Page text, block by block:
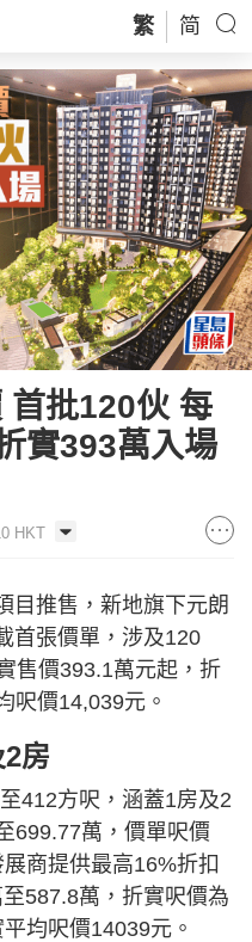
繁 简
首批120伙 每
實393萬入場
HKT
目推售，新地旗下元朗
首張價單，涉及120
售價393.1萬元起，折
呎價14,039元。
房
412方呎，涵蓋1房及2
699.77萬，價單呎價
商提供最高16%折扣
587.8萬，折實呎價為
均呎價14039元。